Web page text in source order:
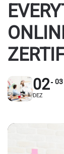
02
DEZ
03